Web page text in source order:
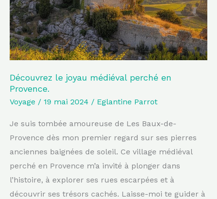
Découvrez le joyau médiéval perché en
Provence.
Voyage / 19 mai 2024 / Eglantine Parrot
Je suis tombée amoureuse de Les Baux-de-
Provence dès mon premier regard sur ses pierres
anciennes baignées de soleil. Ce village médiéval
perché en Provence m’a invité à plonger dans
l’histoire, à explorer ses rues escarpées et à
découvrir ses trésors cachés. Laisse-moi te guider à
en
Provence.